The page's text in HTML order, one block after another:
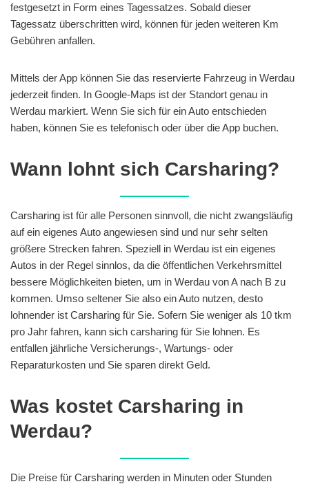
festgesetzt in Form eines Tagessatzes. Sobald dieser
Tagessatz überschritten wird, können für jeden weiteren Km
Gebühren anfallen.
Mittels der App können Sie das reservierte Fahrzeug in Werdau
jederzeit finden. In Google-Maps ist der Standort genau in
Werdau markiert. Wenn Sie sich für ein Auto entschieden
haben, können Sie es telefonisch oder über die App buchen.
Wann lohnt sich Carsharing?
Carsharing ist für alle Personen sinnvoll, die nicht zwangsläufig
auf ein eigenes Auto angewiesen sind und nur sehr selten
größere Strecken fahren. Speziell in Werdau ist ein eigenes
Autos in der Regel sinnlos, da die öffentlichen Verkehrsmittel
bessere Möglichkeiten bieten, um in Werdau von A nach B zu
kommen. Umso seltener Sie also ein Auto nutzen, desto
lohnender ist Carsharing für Sie. Sofern Sie weniger als 10 tkm
pro Jahr fahren, kann sich carsharing für Sie lohnen. Es
entfallen jährliche Versicherungs-, Wartungs- oder
Reparaturkosten und Sie sparen direkt Geld.
Was kostet Carsharing in
Werdau?
Die Preise für Carsharing werden in Minuten oder Stunden